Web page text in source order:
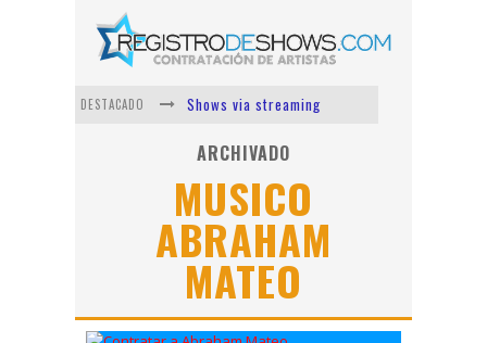
DESTACADO
Shows via streaming
Lit Killah
Nicki Nicole
Duki
Vi Em
Los Ángeles Azules
ARCHIVADO
MUSICO
ABRAHAM
MATEO